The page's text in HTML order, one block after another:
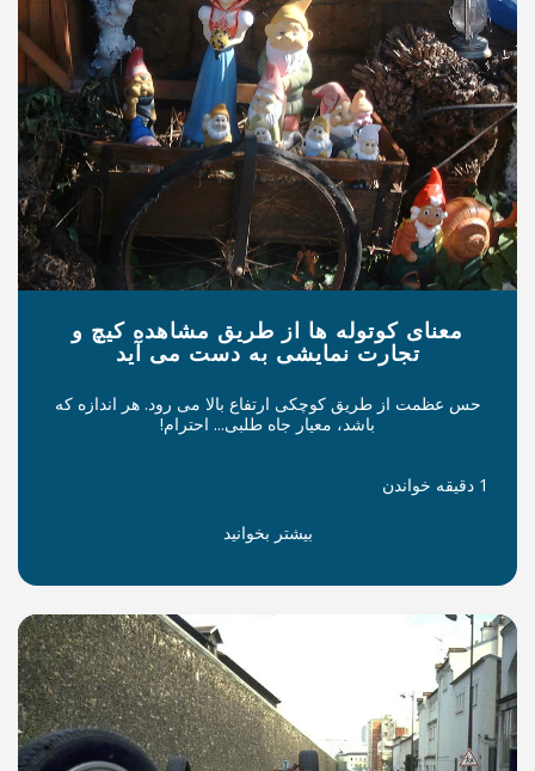
ها از طریق مشاهده کیچ و
به دست می آید
ارتفاع بالا می رود. هر اندازه که
معیار جاه طلبی... احترام!